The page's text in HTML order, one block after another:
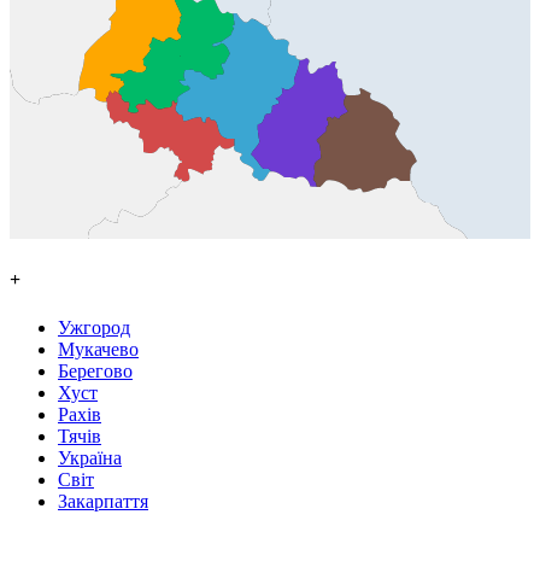
+
Ужгород
Мукачево
Берегово
Хуст
Рахів
Тячів
Україна
Світ
Закарпаття